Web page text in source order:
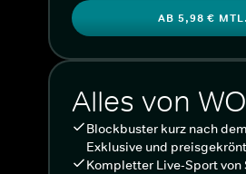
AB 5,98 € MTL.
Alles von
Blockbuster kurz nach
Exklusive und
Kompletter Live-Sport von